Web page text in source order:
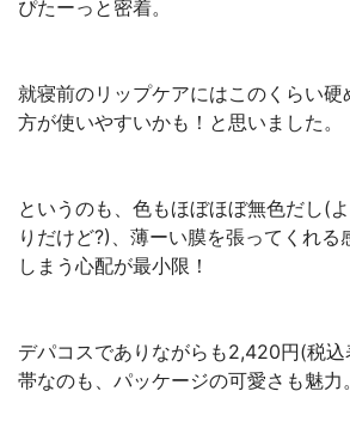
ぴたーっと密着。
就寝前のリップケアにはこのくらい
方が使いやすいかも！と思いました。
というのも、色もほぼほぼ無色だし(
りだけど?)、薄ーい膜を張ってくれる
しまう心配が最小限！
デパコスでありながらも2,420円(税
帯なのも、パッケージの可愛さも魅力。